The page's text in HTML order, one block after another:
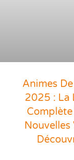
Animes De
2025 : La
Complète
Nouvelles